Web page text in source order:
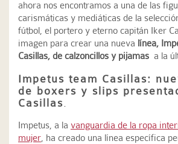
ahora nos encontramos a una de las
carismáticas y mediáticas de la
fútbol, el portero y eterno capitán Iker
imagen para crear una nueva línea,
Casillas, de calzoncillos y pijamas a la
Impetus team Casillas:
de boxers y slips
Casillas.
Impetus, a la vanguardia de la ropa
mujer, ha creado una línea específica